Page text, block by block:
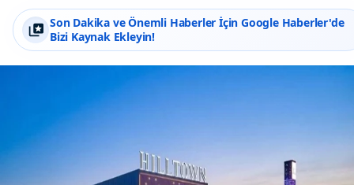
Son Dakika ve Önemli Haberler İçin Google Haberler'de
Bizi Kaynak Ekleyin!